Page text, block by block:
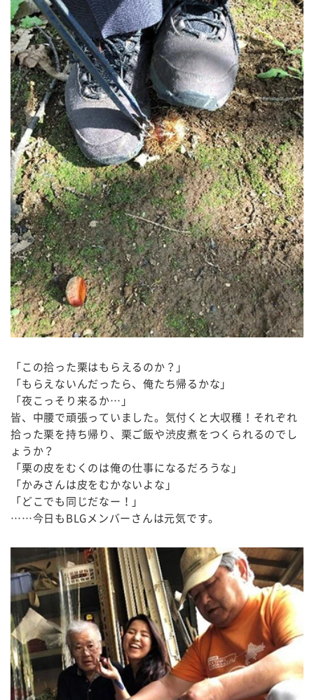
「この拾った栗はもらえるのか？」
「もらえないんだったら、俺たち帰るかな」
「夜こっそり来るか…」
皆、中腰で頑張っていました。気付くと大収穫！それぞれ
拾った栗を持ち帰り、栗ご飯や渋皮煮をつくられるのでし
ょうか？
「栗の皮をむくのは俺の仕事になるだろうな」
「かみさんは皮をむかないよな」
「どこでも同じだなー！」
……今日もBLGメンバーさんは元気です。